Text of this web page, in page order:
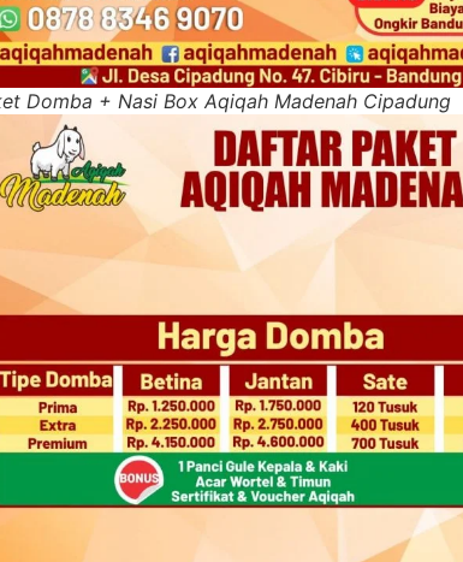
Domba + Nasi Box Aqiqah Madenah Cipadung